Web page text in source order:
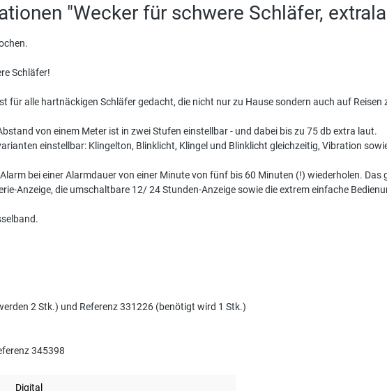
"Wecker für schwere Schläfer,
Schläfer!
für alle hartnäckigen Schläfer gedacht, die nicht nur zu Hause sondern auch auf
von einem Meter ist in zwei Stufen einstellbar - und dabei bis zu 75 db extra laut.
einstellbar: Klingelton, Blinklicht, Klingel und Blinklicht gleichzeitig, Vibration
bei einer Alarmdauer von einer Minute von fünf bis 60 Minuten (!) wiederholen.
Anzeige, die umschaltbare 12/ 24 Stunden-Anzeige sowie die extrem einfache
2 Stk.) und Referenz 331226 (benötigt wird 1 Stk.)
345398
Digital